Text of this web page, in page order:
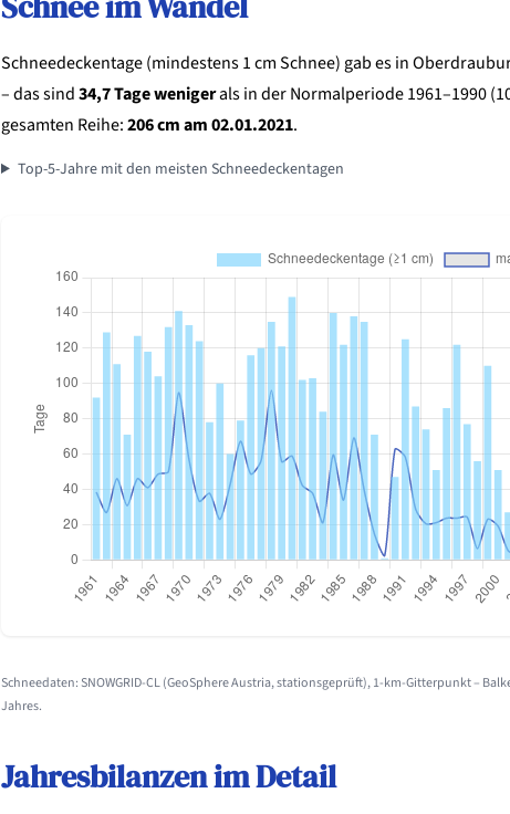
Schneedeckentage (mindestens 1 cm Schnee) gab es in
– das sind34,7 Tage wenigerals in der Normalperiode 1961–1990
gesamten Reihe:206 cm am 02.01.2021.
Top-5-Jahre mit den meisten Schneedeckentagen
Schneedaten: SNOWGRID-CL (GeoSphere Austria, stationsgeprüft), 1-km-Gitterpunkt –
Jahres.
Jahresbilanzen im Detail